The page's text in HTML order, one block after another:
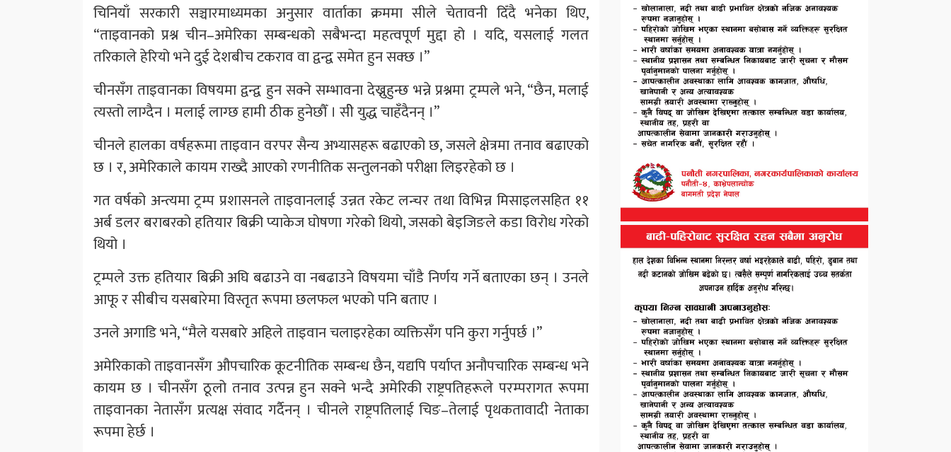
चिनियाँ सरकारी सञ्चारमाध्यमका अनुसार वार्ताका क्रममा सीले चेतावनी दिँदै भनेका थिए,
“ताइवानको प्रश्न चीन–अमेरिका सम्बन्धको सबैभन्दा महत्वपूर्ण मुद्दा हो । यदि, यसलाई गलत
तरिकाले हेरियो भने दुई देशबीच टकराव वा द्वन्द्व समेत हुन सक्छ ।”
चीनसँग ताइवानका विषयमा द्वन्द्व हुन सक्ने सम्भावना देख्नुहुन्छ भन्ने प्रश्नमा ट्रम्पले भने, “छैन, मलाई
त्यस्तो लाग्दैन । मलाई लाग्छ हामी ठीक हुनेछौँ । सीे युद्ध चाहँदैनन् ।”
चीनले हालका वर्षहरूमा ताइवान वरपर सैन्य अभ्यासहरू बढाएको छ, जसले क्षेत्रमा तनाव बढाएको
छ । र, अमेरिकाले कायम राख्दै आएको रणनीतिक सन्तुलनको परीक्षा लिइरहेको छ ।
गत वर्षको अन्त्यमा ट्रम्प प्रशासनले ताइवानलाई उन्नत रकेट लन्चर तथा विभिन्न मिसाइलसहित ११
अर्ब डलर बराबरको हतियार बिक्री प्याकेज घोषणा गरेको थियो, जसको बेइजिङले कडा विरोध गरेको
थियो ।
ट्रम्पले उक्त हतियार बिक्री अघि बढाउने वा नबढाउने विषयमा चाँडै निर्णय गर्ने बताएका छन् । उनले
आफू र सीबीच यसबारेमा विस्तृत रूपमा छलफल भएको पनि बताए ।
उनले अगाडि भने, “मैले यसबारे अहिले ताइवान चलाइरहेका व्यक्तिसँग पनि कुरा गर्नुपर्छ ।”
अमेरिकाको ताइवानसँग औपचारिक कूटनीतिक सम्बन्ध छैन, यद्यपि पर्याप्त अनौपचारिक सम्बन्ध भने
कायम छ । चीनसँग ठूलो तनाव उत्पन्न हुन सक्ने भन्दै अमेरिकी राष्ट्रपतिहरूले परम्परागत रूपमा
ताइवानका नेतासँग प्रत्यक्ष संवाद गर्दैनन् । चीनले राष्ट्रपतिलाई चिङ–तेलाई पृथकतावादी नेताका
रूपमा हेर्छ ।